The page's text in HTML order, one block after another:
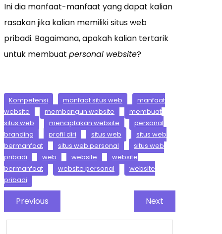
Ini dia manfaat-manfaat yang dapat kalian
rasakan jika kalian memiliki situs web
pribadi. Bagaimana, apakah kalian tertarik
untuk membuat personal website?
Kompetensi manfaat situs web
manfaat
website
membangun website
membuat
situs web
menciptakan website
personal
branding
profil diri situs web
situs web
bermanfaat
situs web personal
situs web
pribadi
web website
website
bermanfaat
website personal
website
pribadi
Previous Next